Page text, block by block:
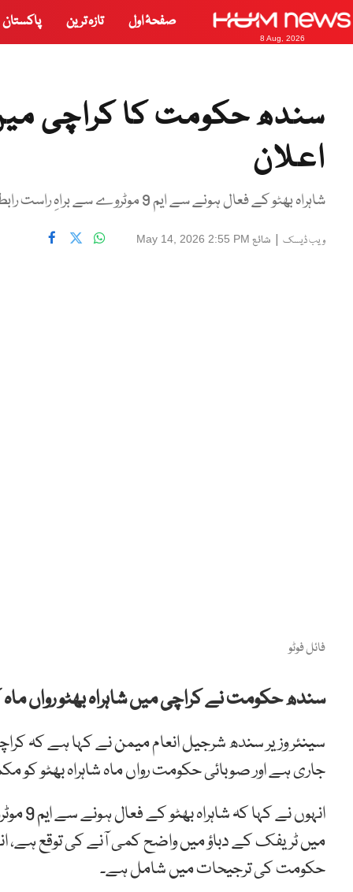
8 Aug, 2026
صفحۂ اول تازہ ترین پاکستان
سندھ حکومت کا کراچی میں
اعلان
شاہراہ بھٹو کے فعال ہونے سے ایم 9 موٹروے سے براہِ راست رابطہ قائم ہو جائے گا، شرجیل میمن
ویب ڈیسک | شائع May 14, 2026 2:55 PM
فائل فوٹو
سندھ حکومت نے کراچی میں شاہراہ بھٹو رواں ماہ
سینئر وزیر سندھ شرجیل انعام میمن نے کہا ہے کہ
جاری ہے اور صوبائی حکومت رواں ماہ شاہراہ بھٹو
میں ٹریفک کے دباؤ میں واضح کمی آنے کی توقع ہے،
حکومت کی ترجیحات میں شامل ہے۔